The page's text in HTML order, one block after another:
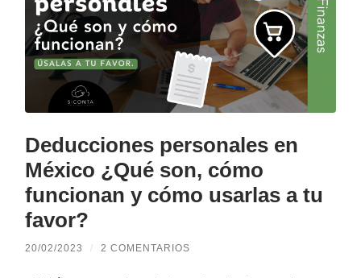
Deducciones personales en
México ¿Qué son, cómo
funcionan y cómo usarlas a tu
favor?
20/02/2023 / 2 COMENTARIOS